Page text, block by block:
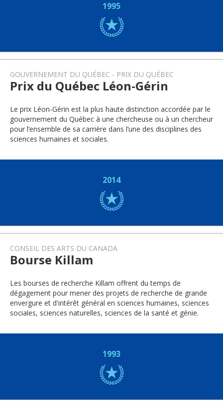
1995
GOUVERNEMENT DU QUÉBEC PRIX DU QUÉBEC
Prix du Québec Léon-Gérin
Le prix Léon-Gérin est la plus haute distinction accordée par le
gouvernement du Québec à une chercheuse ou à un chercheur
pour l’ensemble de sa carrière dans l’une des disciplines des
sciences humaines et sociales.
2014
CONSEIL DES ARTS DU CANADA
Bourse Killam
Les bourses de recherche Killam offrent du temps de
dégagement pour mener des projets de recherche de grande
envergure et d'intérêt général en sciences humaines, sciences
sociales, sciences naturelles, sciences de la santé et génie.
1993